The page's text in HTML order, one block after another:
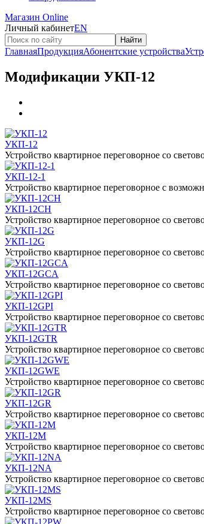
Магазин Online
Личный кабинетEN
Найти
ГлавнаяПродукцияАбонентские устройства
Модификации УКП-12
УКП-12
Устройство квартирное переговорное со
УКП-12-1
Устройство квартирное переговорное с
УКП-12CH
Устройство квартирное переговорное со
УКП-12G
Устройство квартирное переговорное со
УКП-12GCA
Устройство квартирное переговорное со
УКП-12GPI
Устройство квартирное переговорное со
УКП-12GTR
Устройство квартирное переговорное со
УКП-12GWE
Устройство квартирное переговорное со
УКП-12GR
Устройство квартирное переговорное со
УКП-12М
Устройство квартирное переговорное со
УКП-12NA
Устройство квартирное переговорное со
УКП-12MS
Устройство квартирное переговорное со